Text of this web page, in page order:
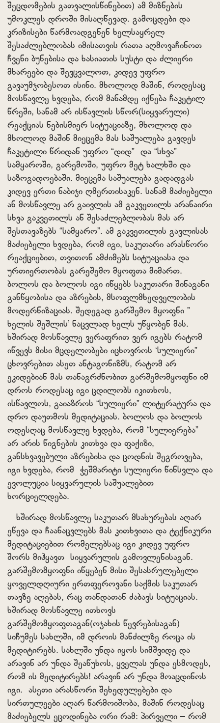
შეცდომების გათვალისწინებით) ამ მიზნების
უმოკლეს დროში მისაღწევად. გამოცდები და
კრიზისები წარმოადგენენ ხელსაყრელ
შესაძლებლობას იმისათვის რათა აღმოვაჩინოთ
ჩვენი ბუნებისა და ხასიათის სუსტი და ძლიერი
მხარეები და შევცვალოთ, კიდევ უფრო
გავაუმჯობესოთ ისინი. მხოლოდ მაშინ, როდესაც
მოსწავლე ხვდება, რომ მანამდე იქნება ჩაკეტილ
წრეში, სანამ არ ისწავლის სწორ(სიყვარული)
რეაქციას ნებისმიერ სიტუაციაზე, მხოლოდ და
მხოლოდ მაშინ მიეცემა მას საშუალება გავდეს
ჩაკეტილი წრიდან უფრო “დიდ” და “სხვა”
სამყაროში, გარემოში, უფრო მეტ ხალხში და
საზოგადოებაში. მიეცემა საშუალება გადადგას
კიდევ ერთი ნაბიჯი ღმერთისაკენ. სანამ მაძიებელი
ან მოსწავლე არ გაივლის ამ გაკვეთილს არანაირი
სხვა გაკვეთილს ან შესაძლებლობას მას არ
შესთავაზებს “სამყარო”. ამ გაკვეთილის გავლისას
მაძიებელი ხვდება, რომ იგი, საკუთარი არასწორი
რეაქციებით, თვითონ ამძიმებს სიტუაციასა და
ურთიერთობას გარეშემო მყოფთა მიმართ.
ბოლოს და ბოლოს იგი იწყებს საკუთარი შინაგანი
განწყობისა და აზრების, მსოფლმხედველობის
მოდერნიზაციას. შედეგად გარშემო მყოფნი ”
ხელის შეშლის’ ნაცვლად ხელს უწყობენ მას.
ხშირად მოსწავლე ვერაფრით ვერ იგებს რატომ
იწვევს მისი მცდელობები იცხოვროს ‘სულიერი”
ცხოვრებით ასეთ ანტაგონიზმს, რატომ არ
ეკიდებიან მას თანაგრძნობით გარშემომყოფნი იმ
დროს როდესაც იგი ცდილობს იკითხოს,
ისწავლოს, გაიაზროს “სულიერი” ლიტერატურა და
დრო დაუთმოს მედიტაციას. ბოლოს და ბოლოს
ოდესღაც მოსწავლე ხვდება, რომ “სულიერება”
არ არის წიგნების კითხვა და ფაქიზი,
განსხვავებული აზრებისა და ცოდნის შეგროვება,
იგი ხვდება, რომ ჭეშმარიტი სულიერი წინსვლა და
ევოლუცია სიყვარულის საშუალებით
ხორციელდება.
ხშირად მოსწავლე საკუთარ მსახურებას აღარ
ეწევა და ჩაანაცვლებს მას კითხვითა და ტექნიკური
მედიტაციებით რომელებსაც იგი კიდევ უფრო
შორს მიჰყავთ სიყვარულის გამოვლენისაგან.
გარშემომყოფნი იწყებენ მისი შესასრულებელი
ყოველდღიური ერთფეროვანი საქმის საკუთარ
თავზე აღებას, რაც თანდათან ძაბავს სიტუაციას.
ხშირად მოსწავლე ითხოვს
გარშემომყოფთაგან(ოჯახის წევრებისაგან)
სიჩუმეს სახლში, იმ დროის მანძილზე როცა ის
მედიტირებს. სახლში უნდა იყოს სიმშვიდე და
არავინ არ უნდა შეაწუხოს, ყველას უნდა ესმოდეს,
რომ ის მედიტირებს! არავინ არ უნდა მოაცდინოს
იგი. ასეთი არასწორი შეხედულებები და
სირთულეები აღარ წარმოიშობა, მაშინ როდესაც
მაძიებელს ეცოდინება ორი რამ: პირველი – რომ